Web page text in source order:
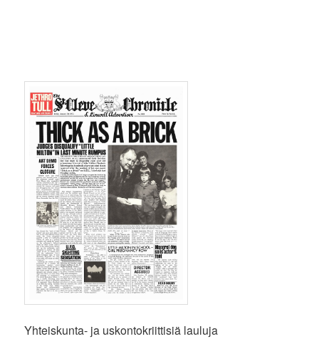
Yhteiskunta- ja uskontokriittisiä lauluja